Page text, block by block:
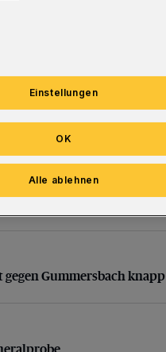
Elberfelder City
Gummersbach knapp
Gummersbach knapp
Einstellungen
Alle ablehnen
OK